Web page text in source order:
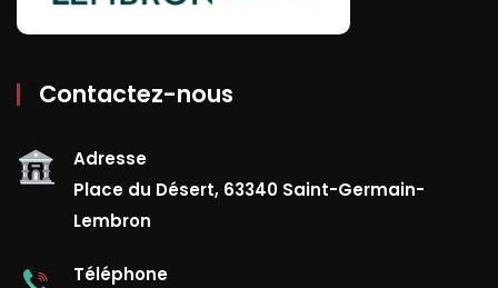
Contactez-nous
Adresse
Place du Désert, 63340 Saint-Germain-
Lembron
Téléphone